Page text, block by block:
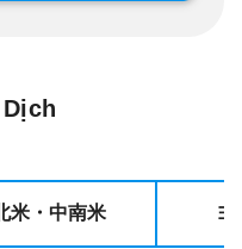
米・中南米 ヨ